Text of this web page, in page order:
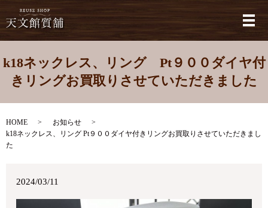
メ
k18ネックレス、リング Pt９００ダイヤ付
きリングお買取りさせていただきました
HOME
お知らせ
k18ネックレス、リング Pt９００ダイヤ付きリングお買取りさせていただきまし
た
2024/03/11